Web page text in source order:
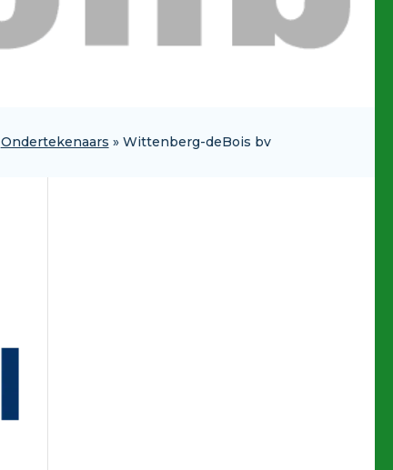
Ondertekenaars » Wittenberg-deBois bv